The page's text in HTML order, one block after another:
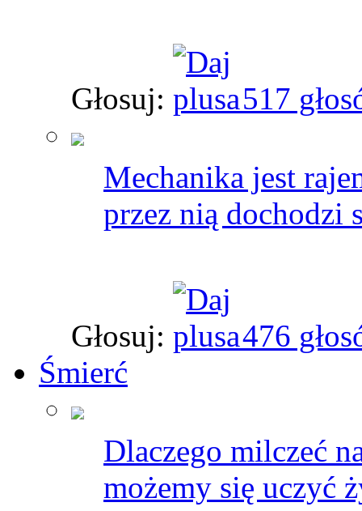
Głosuj: 517
Mechanika jest
przez nią dochodzi
Głosuj:
476
Śmierć
Dlaczego milczeć
możemy się uczyć